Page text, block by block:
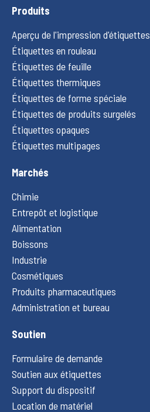
Produits
Aperçu de l'impression d'étiquettes
Étiquettes en rouleau
Étiquettes de feuille
Étiquettes thermiques
Étiquettes de forme spéciale
Étiquettes de produits surgelés
Étiquettes opaques
Étiquettes multipages
Marchés
Chimie
Entrepôt et logistique
Alimentation
Boissons
Industrie
Cosmétiques
Produits pharmaceutiques
Administration et bureau
Soutien
Formulaire de demande
Soutien aux étiquettes
Support du dispositif
Location de matériel